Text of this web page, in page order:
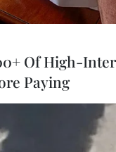
Of High-
Paying